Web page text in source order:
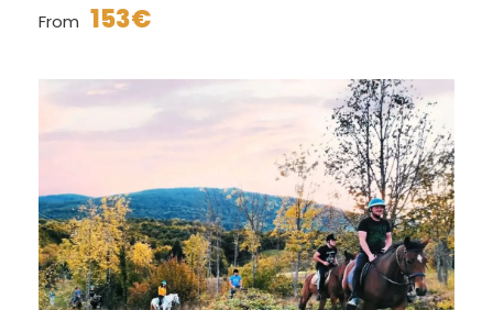
From 153€